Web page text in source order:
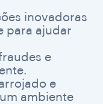
inovadoras
para ajudar
e
e
ambiente